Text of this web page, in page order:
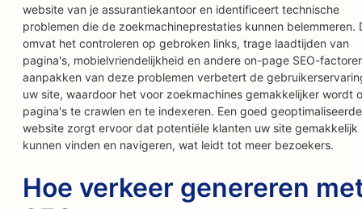
website van je assurantiekantoor en identificeert technische
problemen die de zoekmachineprestaties kunnen belemmeren.
omvat het controleren op gebroken links, trage laadtijden van
pagina's, mobielvriendelijkheid en andere on-page SEO-
aanpakken van deze problemen verbetert de
uw site, waardoor het voor zoekmachines gemakkelijker wordt
pagina's te crawlen en te indexeren. Een goed geoptimaliseerde
website zorgt ervoor dat potentiële klanten uw site gemakkelijk
kunnen vinden en navigeren, wat leidt tot meer bezoekers.
Hoe verkeer genereren